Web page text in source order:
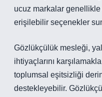
ucuz markalar
erişilebilir seçenekler
Gözlükçülük mesleği,
ihtiyaçlarını
toplumsal eşitsizliği
destekleyebilir.